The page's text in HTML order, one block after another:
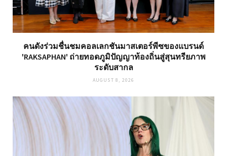
คนดังร่วมชื่นชมคอลเลกชันมาสเตอร์พีซของแบรนด์
'RAKSAPHAN' ถ่ายทอดภูมิปัญญาท้องถิ่นสู่สุนทรียภาพ
ระดับสากล
AUGUST 8, 2026